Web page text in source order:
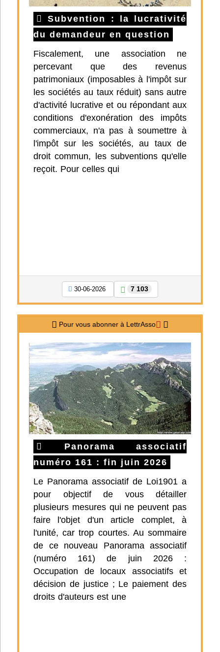
Subvention : la lucrativité
du demandeur en question
Fiscalement, une association ne
percevant que des revenus
patrimoniaux (imposables à l'impôt sur
les sociétés au taux réduit) sans autre
d'activité lucrative et ou répondant aux
conditions d'exonération des impôts
commerciaux, n'a pas à soumettre à
l'impôt sur les sociétés, au taux de
droit commun, les subventions qu'elle
reçoit. Pour celles qui
30-06-2026 7 103
Pour vous abonner à LettrAsso
Panorama associatif
numéro 161 : fin juin 2026
Le Panorama associatif de Loi1901 a
pour objectif de vous détailler
plusieurs mesures qui ne peuvent pas
faire l'objet d'un article complet, à
l'unité, car trop courtes. Au sommaire
de ce nouveau Panorama associatif
(numéro 161) de juin 2026 :
Occupation de locaux associatifs et
décision de justice ; Le paiement des
droits d'auteurs est une